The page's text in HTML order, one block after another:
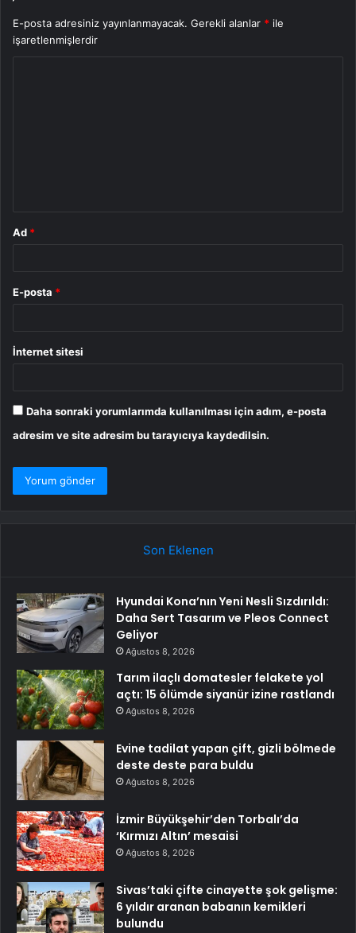
E-posta adresiniz yayınlanmayacak. Gerekli alanlar * ile
işaretlenmişlerdir
Ad *
E-posta *
İnternet sitesi
Daha sonraki yorumlarımda kullanılması için adım, e-posta
adresim ve site adresim bu tarayıcıya kaydedilsin.
Son Eklenen
Hyundai Kona’nın Yeni Nesli Sızdırıldı:
Daha Sert Tasarım ve Pleos Connect
Geliyor
Ağustos 8, 2026
Tarım ilaçlı domatesler felakete yol
açtı: 15 ölümde siyanür izine rastlandı
Ağustos 8, 2026
Evine tadilat yapan çift, gizli bölmede
deste deste para buldu
Ağustos 8, 2026
İzmir Büyükşehir’den Torbalı’da
‘Kırmızı Altın’ mesaisi
Ağustos 8, 2026
Sivas’taki çifte cinayette şok gelişme:
6 yıldır aranan babanın kemikleri
bulundu